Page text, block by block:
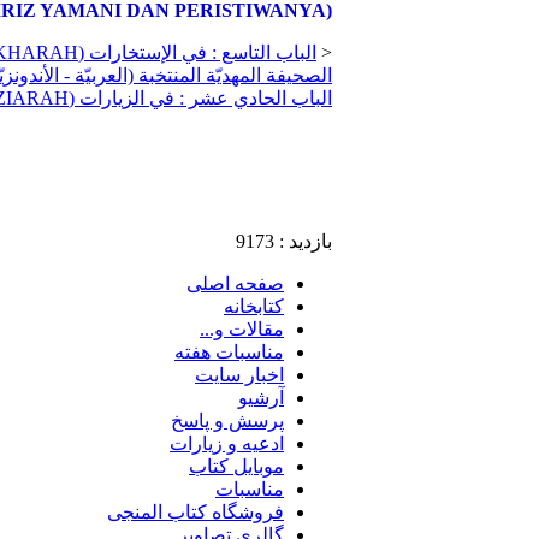
(BAB X : HIRIZ YAMANI DAN PERISTIWANYA)
< الباب التاسع : في الإستخارات (BAB IX: ISTIKHARAH)
الصحيفة المهديّة المنتخبة (العربيّة -
الباب الحادي عشر : في الزيارات (BAB XI: ZIARAH)
بازدید : 9173
صفحه اصلی
کتابخانه
مقالات و...
مناسبات هفته
اخبار سايت
آرشيو
پرسش و پاسخ
ادعيه و زيارات
موبايل کتاب
مناسبات
فروشگاه کتاب المنجی
گالري تصاوير